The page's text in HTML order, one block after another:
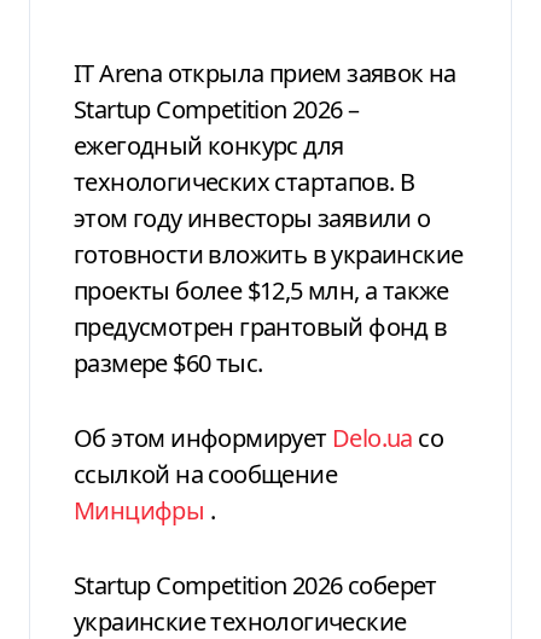
IT Arena открыла прием заявок на
Startup Competition 2026 –
ежегодный конкурс для
технологических стартапов. В
этом году инвесторы заявили о
готовности вложить в украинские
проекты более $12,5 млн, а также
предусмотрен грантовый фонд в
размере $60 тыс.
Об этом информирует Delo.ua со
ссылкой на сообщение
Минцифры .
Startup Competition 2026 соберет
украинские технологические